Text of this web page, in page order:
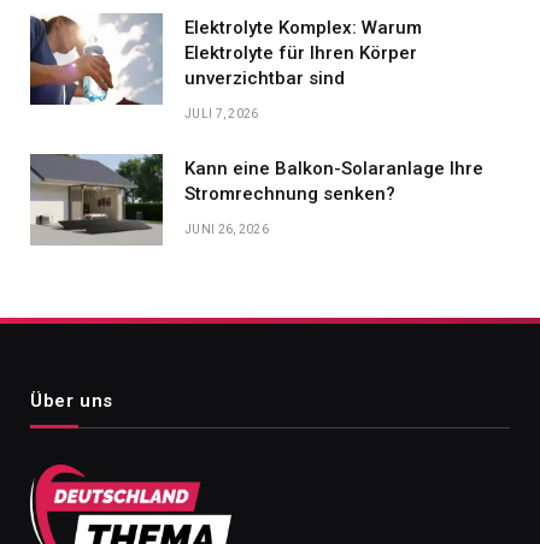
Elektrolyte Komplex: Warum
Elektrolyte für Ihren Körper
unverzichtbar sind
JULI 7, 2026
Kann eine Balkon-Solaranlage Ihre
Stromrechnung senken?
JUNI 26, 2026
Über uns